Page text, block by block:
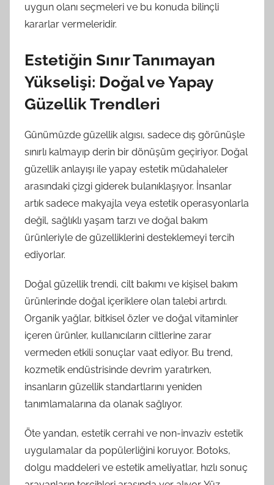
uygun olanı seçmeleri ve bu konuda bilinçli
kararlar vermeleridir.
Estetiğin Sınır Tanımayan
Yükselişi: Doğal ve Yapay
Güzellik Trendleri
Günümüzde güzellik algısı, sadece dış görünüşle
sınırlı kalmayıp derin bir dönüşüm geçiriyor. Doğal
güzellik anlayışı ile yapay estetik müdahaleler
arasındaki çizgi giderek bulanıklaşıyor. İnsanlar
artık sadece makyajla veya estetik operasyonlarla
değil, sağlıklı yaşam tarzı ve doğal bakım
ürünleriyle de güzelliklerini desteklemeyi tercih
ediyorlar.
Doğal güzellik trendi, cilt bakımı ve kişisel bakım
ürünlerinde doğal içeriklere olan talebi artırdı.
Organik yağlar, bitkisel özler ve doğal vitaminler
içeren ürünler, kullanıcıların ciltlerine zarar
vermeden etkili sonuçlar vaat ediyor. Bu trend,
kozmetik endüstrisinde devrim yaratırken,
insanların güzellik standartlarını yeniden
tanımlamalarına da olanak sağlıyor.
Öte yandan, estetik cerrahi ve non-invaziv estetik
uygulamalar da popülerliğini koruyor. Botoks,
dolgu maddeleri ve estetik ameliyatlar, hızlı sonuç